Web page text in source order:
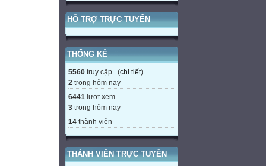
HỖ TRỢ TRỰC TUYẾN
THỐNG KÊ
5560 truy cập (chi tiết)
2 trong hôm nay
6441 lượt xem
3 trong hôm nay
14 thành viên
THÀNH VIÊN TRỰC TUYẾN